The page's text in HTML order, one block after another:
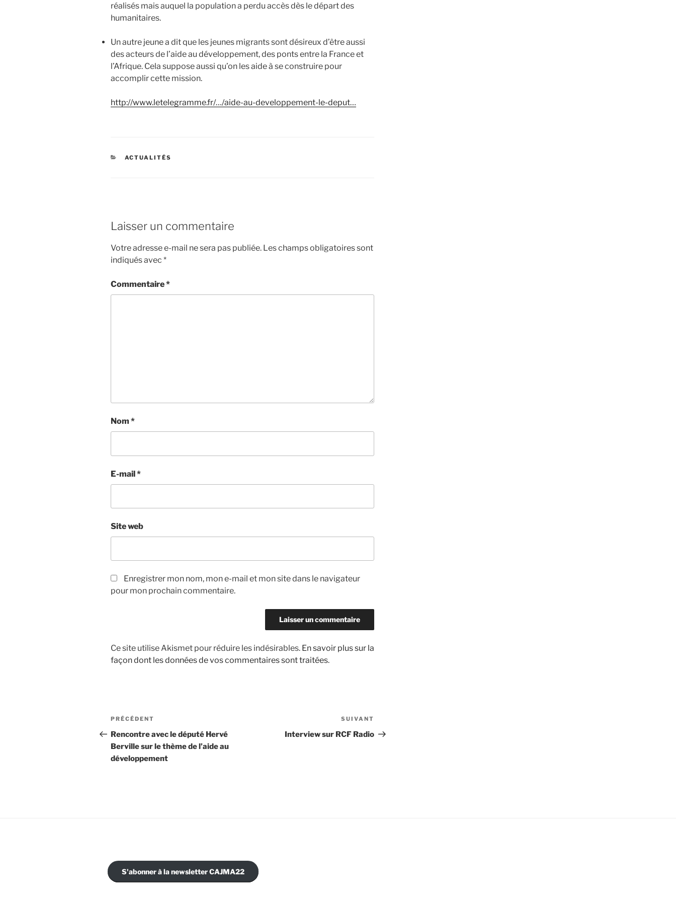
réalisés mais auquel la population a perdu accès dès le départ des
humanitaires.
Un autre jeune a dit que les jeunes migrants sont désireux d’être aussi
des acteurs de l’aide au développement, des ponts entre la France et
l’Afrique. Cela suppose aussi qu’on les aide à se construire pour
accomplir cette mission.
http://www.letelegramme.fr/…/aide-au-developpement-le-deput…
CATÉGORIES
ACTUALITÉS
Laisser un commentaire
Votre adresse e-mail ne sera pas publiée. Les champs obligatoires sont
indiqués avec *
Commentaire*
Nom *
E-mail*
Site web
Enregistrer mon nom, mon e-mail et mon site dans le navigateur
pour mon prochain commentaire.
Ce site utilise Akismet pour réduire les indésirables. En savoir plus sur la
façon dont les données de vos commentaires sont traitées.
Navigation
de
l’article
Article
précédent
PRÉCÉDENT
Rencontre avec le député Hervé
Berville sur le thème de l’aide au
développement
suivant
SUIVANT
Interview sur RCF Radio
S'abonner à la newsletter CAJMA22